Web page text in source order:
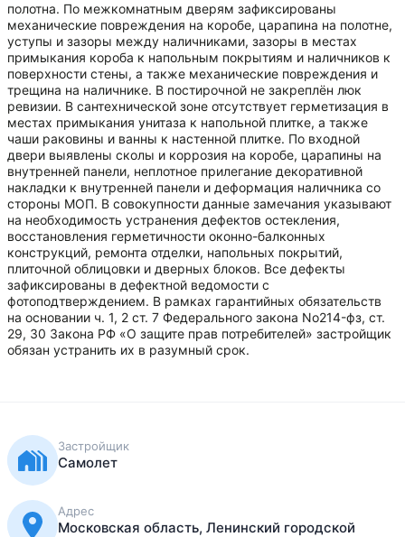
полотна. По межкомнатным дверям зафиксированы
механические повреждения на коробе, царапина на полотне,
уступы и зазоры между наличниками, зазоры в местах
примыкания короба к напольным покрытиям и наличников к
поверхности стены, а также механические повреждения и
трещина на наличнике. В постирочной не закреплён люк
ревизии. В сантехнической зоне отсутствует герметизация в
местах примыкания унитаза к напольной плитке, а также
чаши раковины и ванны к настенной плитке. По входной
двери выявлены сколы и коррозия на коробе, царапины на
внутренней панели, неплотное прилегание декоративной
накладки к внутренней панели и деформация наличника со
стороны МОП. В совокупности данные замечания указывают
на необходимость устранения дефектов остекления,
восстановления герметичности оконно-балконных
конструкций, ремонта отделки, напольных покрытий,
плиточной облицовки и дверных блоков. Все дефекты
зафиксированы в дефектной ведомости с
фотоподтверждением. В рамках гарантийных обязательств
на основании ч. 1, 2 ст. 7 Федерального закона No214-фз, ст.
29, 30 Закона РФ «О защите прав потребителей» застройщик
обязан устранить их в разумный срок.
Застройщик
Самолет
Адрес
Московская область, Ленинский городской